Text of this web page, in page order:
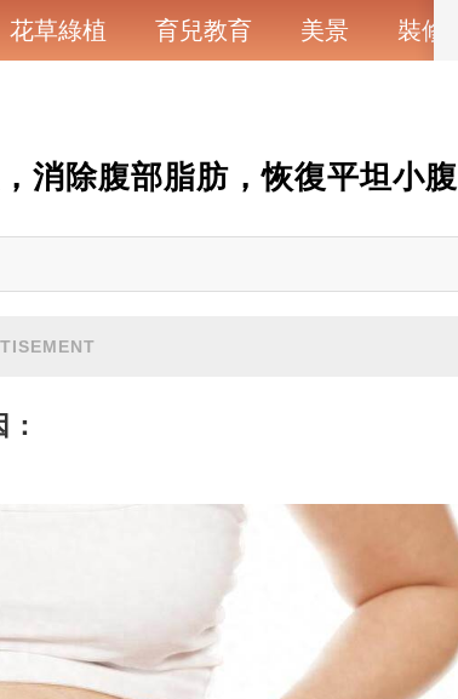
花草綠植 育兒教育 美景 裝修
消除腹部脂肪，恢復平坦小腹